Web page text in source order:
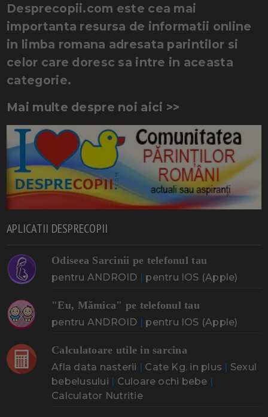
Desprecopii.com este cea mai
importanta resursa de informatii online
in limba romana adresata parintilor si
celor care doresc sa intre in aceasta
categorie.
Mai multe despre noi aici >>
APLICATII DESPRECOPII
Odiseea Sarcinii pe telefonul tau
pentru ANDROID | pentru IOS (Apple)
"Eu, Mămica" pe telefonul tau
pentru ANDROID | pentru IOS (Apple)
Calculatoare utile in sarcina
Afla data nasterii | Cate Kg. in plus | Sexul
bebelusului | Culoare ochi bebe |
Calculator Nutritie